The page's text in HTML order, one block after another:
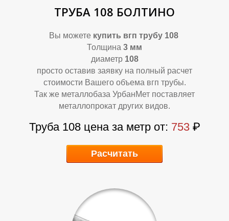
Р
ТРУБА 108 БОЛТИНО
Вы можете купить вгп трубу 108
Толщина 3 мм
диаметр 108
просто оставив заявку на полный расчет
стоимости Вашего объема вгп трубы.
Так же металлобаза УрбанМет поставляет
металлопрокат других видов.
Труба 108 цена за метр от: 753 ₽
Расчитать
Р